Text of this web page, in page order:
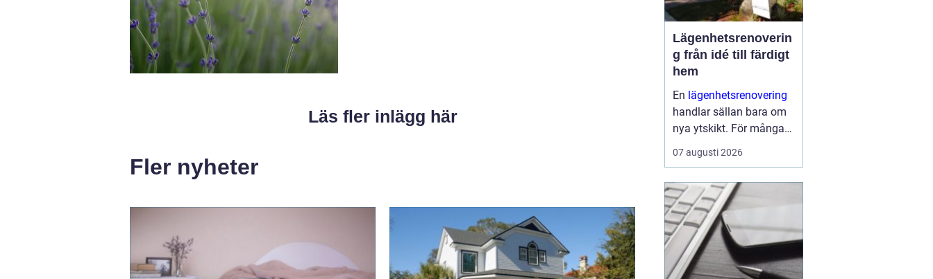
Läs fler inlägg här
Fler nyheter
Lägenhetsrenoverin
g från idé till färdigt
hem
En lägenhetsrenovering
handlar sällan bara om
nya ytskikt. För många
handlar den om att få
vardagen att fungera
spara energi och höja
värdet på bostaden.
Samtidigt kan processen
kän...
07 augusti 2026